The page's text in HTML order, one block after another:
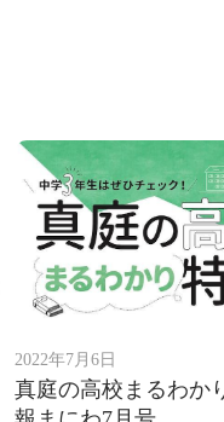
2022年7月6日
真庭の高校まるわか